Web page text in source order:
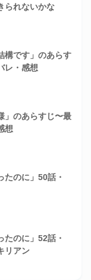
られないかな
構です」のあらす
レ・感想
」のあらすじ〜最
想
たのに」50話・
たのに」52話・
リアン